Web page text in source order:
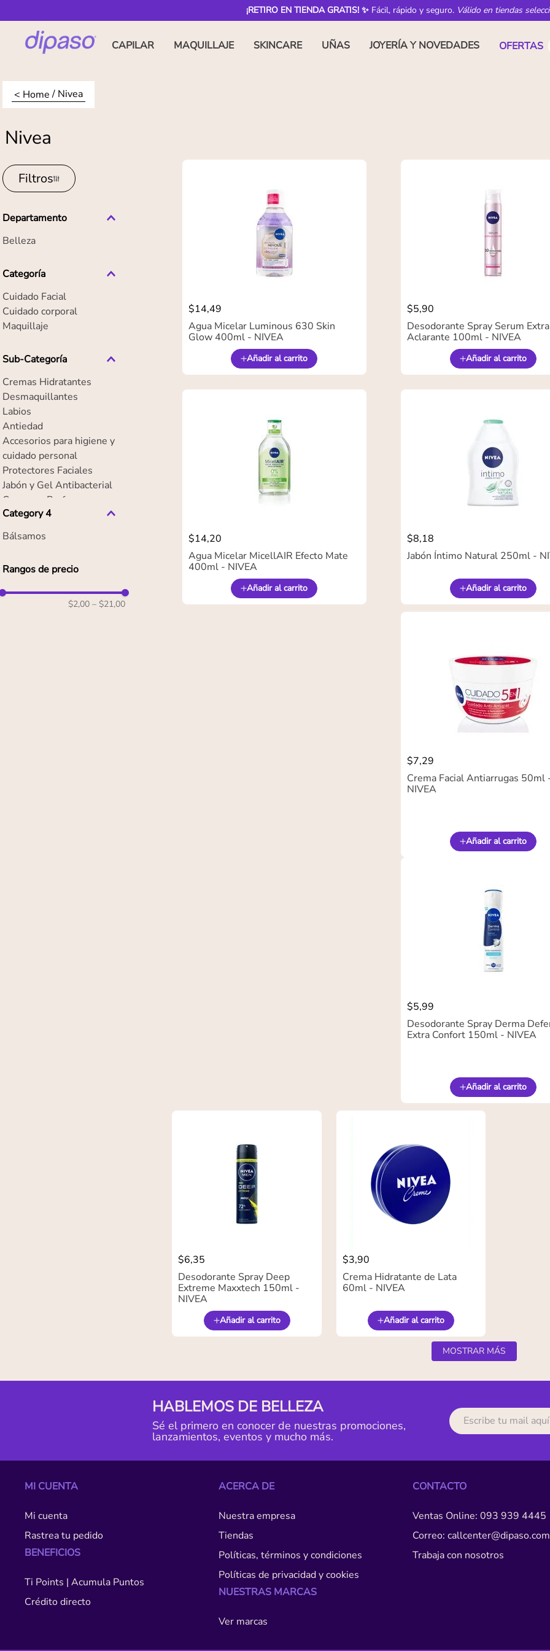
¡RETIRO EN TIENDA GRATIS! ✨ Fácil, rápido y seguro. Válido en tiendas
CAPILAR MAQUILLAJE SKINCARE UÑAS JOYERÍA Y NOVEDADES OFERTAS
Nivea
Nivea
Filtros
Departamento
Belleza
Categoría
Cuidado Facial
Cuidado corporal
Maquillaje
Sub-Categoría
Cremas Hidratantes
Desmaquillantes
Labios
Antiedad
Accesorios para higiene y
cuidado personal
Protectores Faciales
Jabón y Gel Antibacterial
Cremas y Perfumes
Category 4
Bálsamos
Rangos de precio
$2,00 – $21,00
$14,49
Agua Micelar Luminous 630 Skin
Glow 400ml - NIVEA
Añadir al carrito
$5,90
Desodorante Spray Serum Extra
Aclarante 100ml - NIVEA
Añadir al carrito
$14,20
Agua Micelar MicellAIR Efecto Mate
400ml - NIVEA
Añadir al carrito
$8,18
Jabón Íntimo Natural 250ml -
Añadir al carrito
$7,29
Crema Facial Antiarrugas 50ml
NIVEA
Añadir al carrito
$5,99
Desodorante Spray Derma
Extra Confort 150ml - NIVEA
Añadir al carrito
$6,35
Desodorante Spray Deep
Extreme Maxxtech 150ml -
NIVEA
Añadir al carrito
$3,90
Crema Hidratante de Lata
60ml - NIVEA
Añadir al carrito
MOSTRAR MÁS
HABLEMOS DE BELLEZA
Sé el primero en conocer de nuestras promociones,
lanzamientos, eventos y mucho más.
MI CUENTA
Mi cuenta
Rastrea tu pedido
BENEFICIOS
Ti Points | Acumula Puntos
Crédito directo
ACERCA DE
Nuestra empresa
Tiendas
Políticas, términos y condiciones
Políticas de privacidad y cookies
NUESTRAS MARCAS
Ver marcas
CONTACTO
Ventas Online: 093 939 4445
Correo:
Trabaja con nosotros